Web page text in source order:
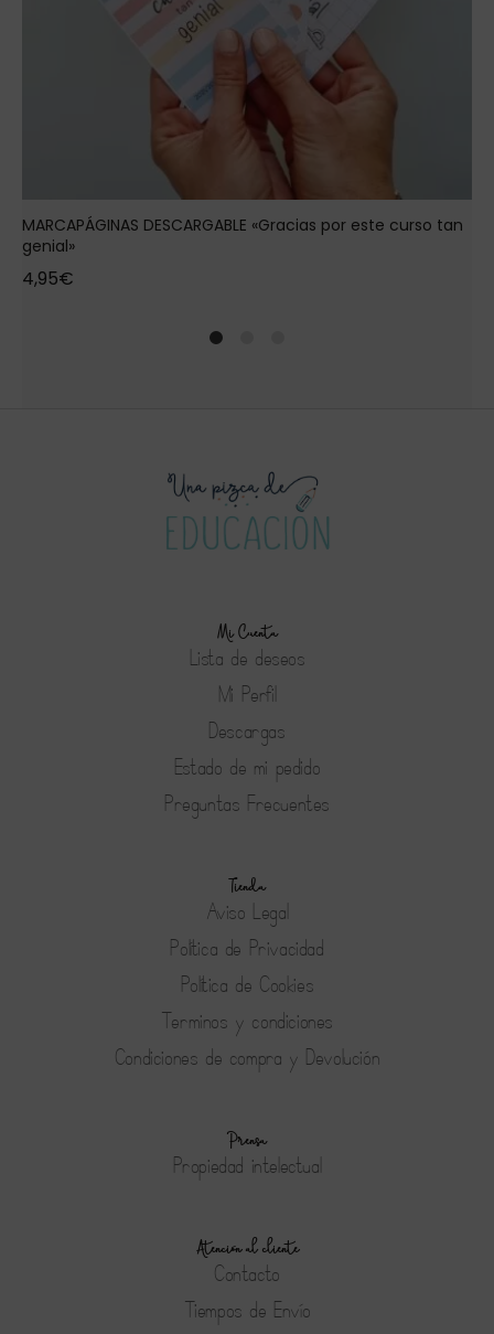
MARCAPÁGINAS DESCARGABLE «Gracias por este curso tan
genial»
4,95€
Mi Cuenta
Lista de deseos
Mi Perfil
Descargas
Estado de mi pedido
Preguntas Frecuentes
Tienda
Aviso Legal
Política de Privacidad
Política de Cookies
Terminos y condiciones
Condiciones de compra y Devolución
Prensa
Propiedad intelectual
Atención al cliente
Contacto
Tiempos de Envío